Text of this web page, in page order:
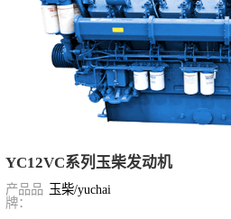
YC12VC系列玉柴发动机
产品品
牌：
玉柴/yuchai
发动机型谱